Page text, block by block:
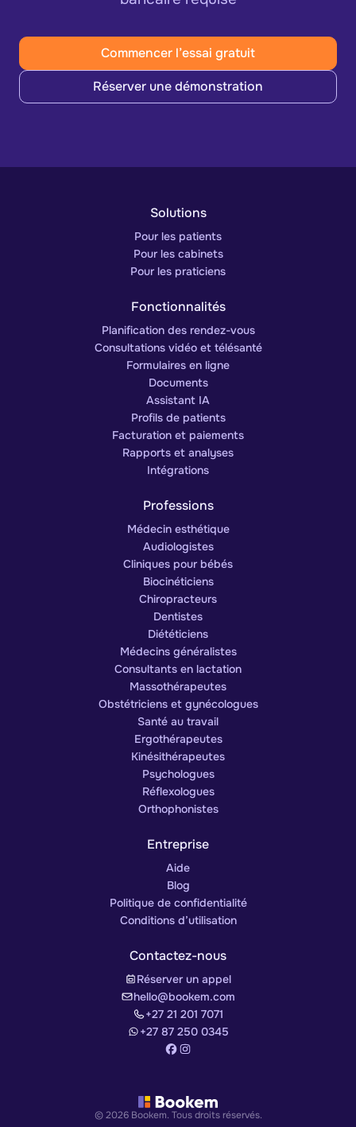
Commencer l’essai gratuit
Réserver une démonstration
Solutions
Pour les patients
Pour les cabinets
Pour les praticiens
Fonctionnalités
Planification des rendez-vous
Consultations vidéo et télésanté
Formulaires en ligne
Documents
Assistant IA
Profils de patients
Facturation et paiements
Rapports et analyses
Intégrations
Professions
Médecin esthétique
Audiologistes
Cliniques pour bébés
Biocinéticiens
Chiropracteurs
Dentistes
Diététiciens
Médecins généralistes
Consultants en lactation
Massothérapeutes
Obstétriciens et gynécologues
Santé au travail
Ergothérapeutes
Kinésithérapeutes
Psychologues
Réflexologues
Orthophonistes
Entreprise
Aide
Blog
Politique de confidentialité
Conditions d’utilisation
Contactez-nous
Réserver un appel
hello@bookem.com
+27 21 201 7071
+27 87 250 0345
© 2026 Bookem. Tous droits réservés.